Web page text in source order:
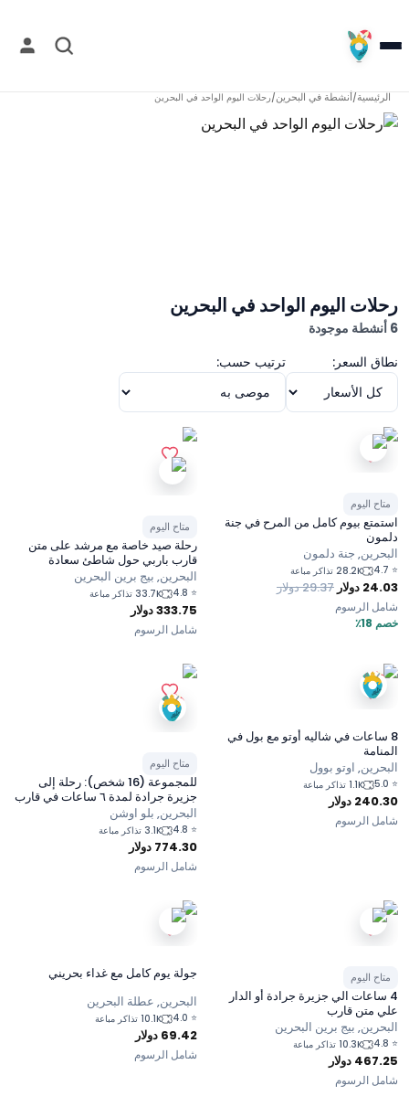
الرئيسية/أنشطة في البحرين/رحلات اليوم الواحد في البحرين
رحلات اليوم الواحد في البحرين
6 أنشطة موجودة
نطاق السعر:
ترتيب حسب:
متاح اليوم
استمتع بيوم كامل من المرح في جنة
دلمون
البحرين, جنة دلمون
⭐
4.7 28.2K تذاكر مباعة
24.03 دولار 29.37دولار
خصم 18٪
شامل الرسوم
متاح اليوم
رحلة صيد خاصة مع مرشد على متن
قارب باربي حول شاطئ سعادة
البحرين, بيج برين البحرين
⭐
4.8 33.7K تذاكر مباعة
333.75دولار
شامل الرسوم
8 ساعات في شاليه أوتو مع بول في
المنامة
البحرين, اوتو بوول
⭐
5.0 1.1K تذاكر مباعة
240.30 دولار
شامل الرسوم
متاح اليوم
للمجموعة (16 شخص): رحلة إلى
جزيرة جرادة لمدة ٦ ساعات في قارب
خاص
البحرين, بلو اوشن
⭐
4.8 3.1K تذاكر مباعة
774.30 دولار
شامل الرسوم
متاح اليوم
4 ساعات الي جزيرة جرادة أو الدار
علي متن قارب
البحرين, بيج برين البحرين
⭐
4.8 10.3K تذاكر مباعة
467.25 دولار
شامل الرسوم
جولة يوم كامل مع غداء بحريني
البحرين, عطلة البحرين
⭐
4.0 10.1K تذاكر مباعة
69.42 دولار
شامل الرسوم